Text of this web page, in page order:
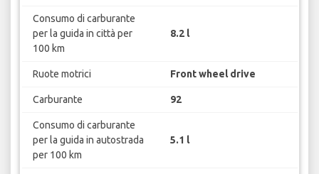
Consumo di carburante
per la guida in città per
100 km
8.2 l
Ruote motrici Front wheel drive
Carburante 92
Consumo di carburante
per la guida in autostrada
per 100 km
5.1 l